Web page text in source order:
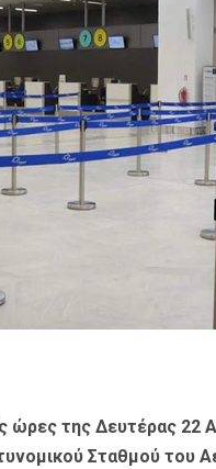
ώρες της Δευτέρας 22
Σταθμού του